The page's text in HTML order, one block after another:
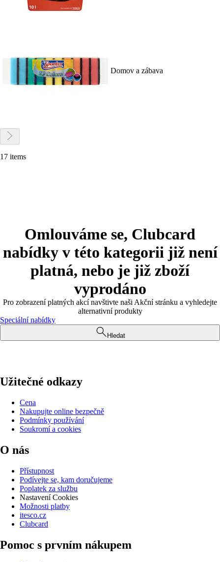
Domov a zábava
17 items
Omlouváme se, Clubcard
nabídky v této kategorii již není
platná, nebo je již zboží
vyprodáno
Pro zobrazení platných akcí navštivte naši Akční stránku a vyhledejte
alternativní produkty
Speciální nabídky
Hledat
Užitečné odkazy
Cena
Nakupujte online bezpečně
Podmínky používání
Soukromí a cookies
O nás
Přístupnost
Podívejte se, kam doručujeme
Poplatek za službu
Nastavení Cookies
Možnosti platby
itesco.cz
Clubcard
Pomoc s prvním nákupem